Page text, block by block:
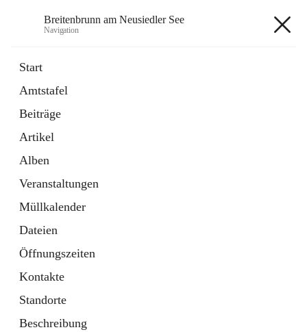
Breitenbrunn am Neusiedler See
Navigation
Start
Amtstafel
Beiträge
Artikel
Alben
Veranstaltungen
Müllkalender
Dateien
Öffnungszeiten
Kontakte
Standorte
Beschreibung
18 Schnellzugriffe
Gemeindeservice